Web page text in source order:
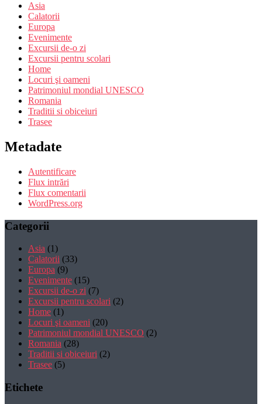
Asia
Calatorii
Europa
Evenimente
Excursii de-o zi
Excursii pentru scolari
Home
Locuri şi oameni
Patrimoniul mondial UNESCO
Romania
Traditii si obiceiuri
Trasee
Metadate
Autentificare
Flux intrări
Flux comentarii
WordPress.org
Categorii
Asia (1)
Calatorii (33)
Europa (9)
Evenimente (15)
Excursii de-o zi (7)
Excursii pentru scolari (2)
Home (1)
Locuri şi oameni (20)
Patrimoniul mondial UNESCO (2)
Romania (28)
Traditii si obiceiuri (2)
Trasee (5)
Etichete